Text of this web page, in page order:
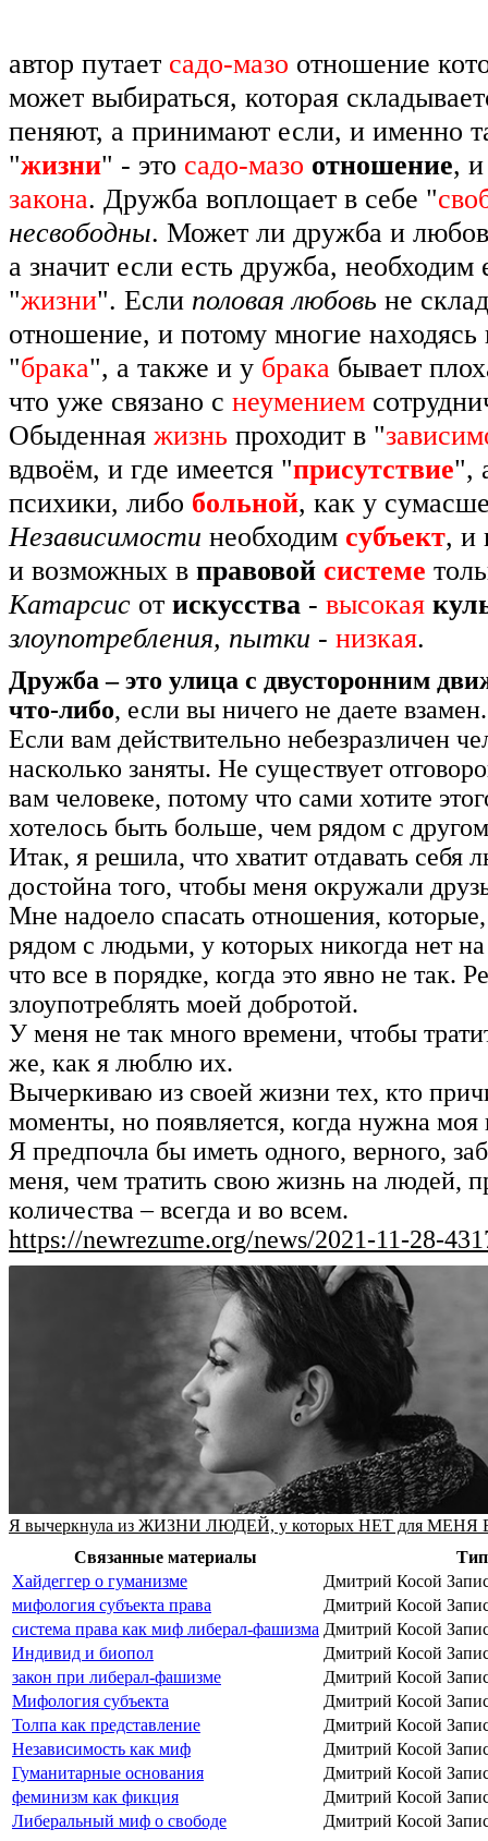
автор путает садо-мазо отношение
может выбираться, которая
пеняют, а принимают если, и именно
"жизни" - это садо-мазо отношение,
закона. Дружба воплощает в себе "
несвободны. Может ли дружба и
а значит если есть дружба, необходим
"жизни". Если половая любовь не
отношение, и потому многие
"брака", а также и у брака бывает
что уже связано с неумением
Обыденная жизнь проходит в "
вдвоём, и где имеется "присутствие",
психики, либо больной, как у
Независимости необходим субъект, и
и возможных в правовой системе
Катарсис от искусства - высокая
злоупотребления, пытки - низкая.
Дружба – это улица с двусторонним
что-либо, если вы ничего не даете
Если вам действительно небезразличен
насколько заняты. Не существует
вам человеке, потому что сами хотите
хотелось быть больше, чем рядом с
Итак, я решила, что хватит отдавать
достойна того, чтобы меня окружали
Мне надоело спасать отношения,
рядом с людьми, у которых никогда нет
что все в порядке, когда это явно не
злоупотреблять моей добротой.
У меня не так много времени, чтобы
же, как я люблю их.
Вычеркиваю из своей жизни тех, кто
моменты, но появляется, когда нужна
Я предпочла бы иметь одного, верного,
меня, чем тратить свою жизнь на людей,
количества – всегда и во всем.
https://newrezume.org/news/2021-11-28-
Я вычеркнула из ЖИЗНИ ЛЮДEЙ, у которых НEТ для
Связанные материалы
Тип
Хайдеггер о гуманизме
Дмитрий Косой
мифология субъекта права
Дмитрий Косой
система права как миф либерал-фашизма Дмитрий Косой
Индивид и биопол
Дмитрий Косой
закон при либерал-фашизме
Дмитрий Косой
Мифология субъекта
Дмитрий Косой
Толпа как представление
Дмитрий Косой
Независимость как миф
Дмитрий Косой
Гуманитарные основания
Дмитрий Косой
феминизм как фикция
Дмитрий Косой
Либеральный миф о свободе
Дмитрий Косой